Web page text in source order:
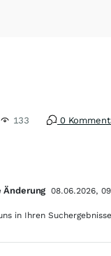
133 0
08.06.2026,
in Ihren